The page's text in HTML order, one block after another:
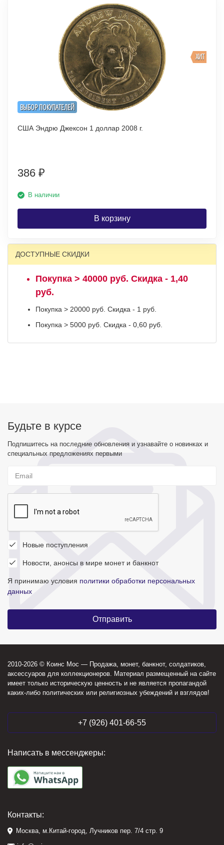
ВЫБОР ПОКУПАТЕЛЕЙ
ХИТ
США Эндрю Джексон 1 доллар 2008 г.
386 ₽
В наличии
В корзину
ДОСТУПНЫЕ СКИДКИ
Покупка > 40000 руб. Скидка - 1,40
руб.
Покупка > 20000 руб. Скидка - 1 руб.
Покупка > 5000 руб. Скидка - 0,60 руб.
Будьте в курсе
Подпишитесь на последние обновления и узнавайте о новинках и
специальных предложениях первыми
Новые поступления
Новости, анонсы в мире монет и банкнот
Я принимаю условия политики обработки персональных
данных
2010-2026 © Коинс Мос — Продажа, монет, банкнот, солдатиков,
аксессуаров для коллекционеров. Материал размещенный на сайте
имеет только историческую ценность и не является пропагандой
каких-либо политических или религиозных убеждений и взглядов!
+7 (926) 401-66-55
Написать в мессенджеры:
Контакты:
Москва, м.Китай-город, Лучников пер. 7/4 стр. 9